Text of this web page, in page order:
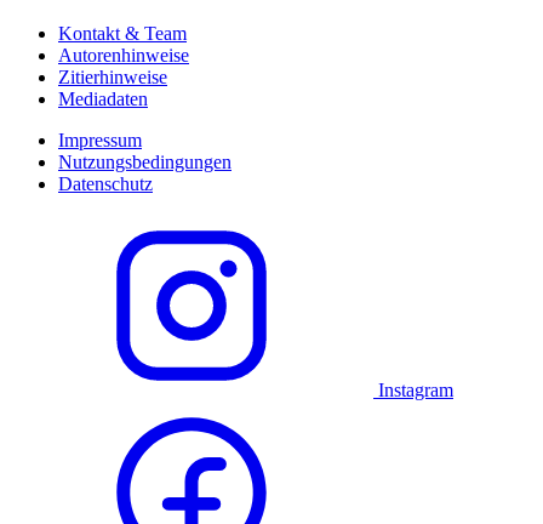
Kontakt & Team
Autorenhinweise
Zitierhinweise
Mediadaten
Impressum
Nutzungsbedingungen
Datenschutz
Instagram